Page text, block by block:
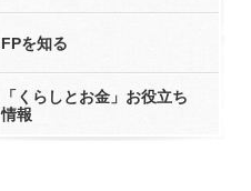
FPを知る
「くらしとお金」お役立ち
情報